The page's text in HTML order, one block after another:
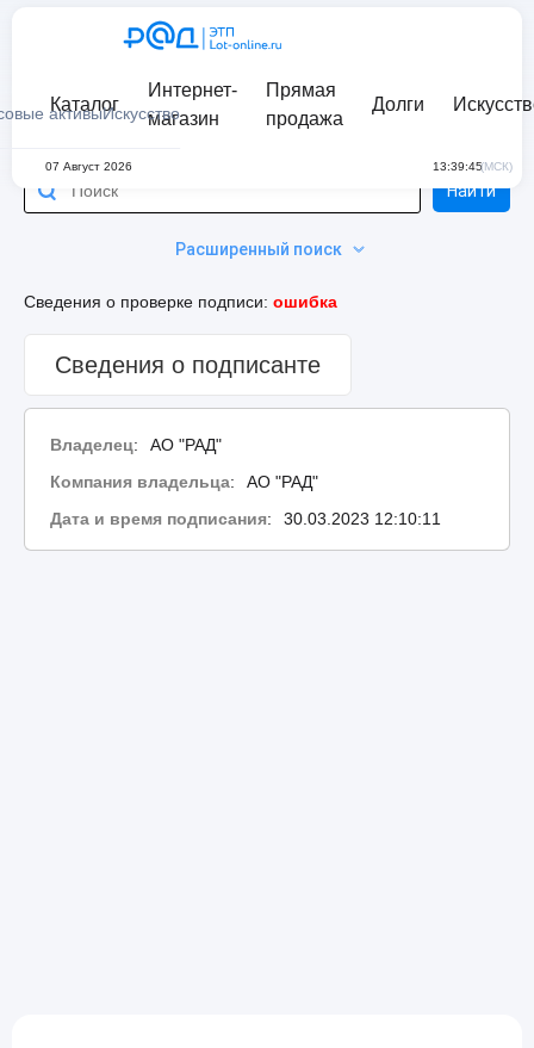
активыИскусство
Каталог
Интернет-
магазин
Прямая
продажа
Долги
07 Август 2026 13:39:45(МСК)
Расширенный поиск
Найти
Сведения о проверке подписи: ошибка
Сведения о подписанте
Владелец:
АО "РАД"
Компания владельца:
АО "РАД"
Дата и время подписания: 30.03.2023 12:10:11